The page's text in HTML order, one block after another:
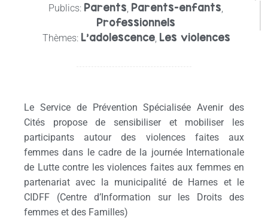
Publics: Parents Parents-enfants
Professionnels
Thèmes: L’adolescence Les violences
Le Service de Prévention Spécialisée Avenir des
Cités propose de sensibiliser et mobiliser les
participants autour des violences faites aux
femmes dans le cadre de la journée Internationale
de Lutte contre les violences faites aux femmes en
partenariat avec la municipalité de Harnes et le
CIDFF (Centre d’Information sur les Droits des
femmes et des Familles)